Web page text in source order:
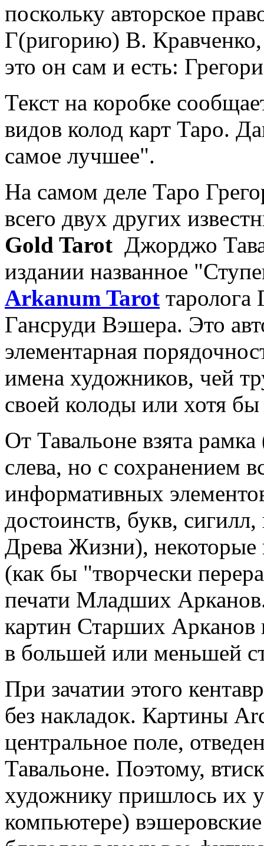
поскольку авторское
Г(ригорию) В.
это он сам и есть:
Текст на коробке
видов колод карт Таро.
самое лучшее".
На самом деле Таро
всего двух других
Gold Tarot Джорджо
издании названное
Arkanum Tarot
Гансруди Вэшера. Это
элементарная
имена художников, чей
своей колоды или хотя бы
От Тавальоне взята
слева, но с сохранением
информативных
достоинств, букв,
Древа Жизни),
(как бы "творчески
печати Младших
картин Старших
в большей или меньшей
При зачатии этого
без накладок. Картины
центральное поле,
Тавальоне. Поэтому,
художнику пришлось их
компьютере)